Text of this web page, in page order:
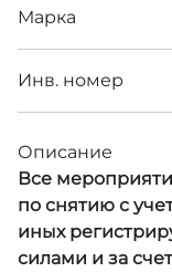
Марка
Инв. номер
Описание
Все
по снятию с
иных
силами и за